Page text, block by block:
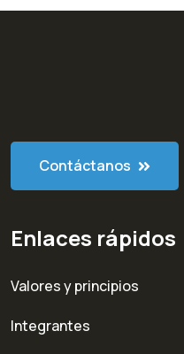
Contáctanos
Enlaces rápidos
Valores y principios
Integrantes